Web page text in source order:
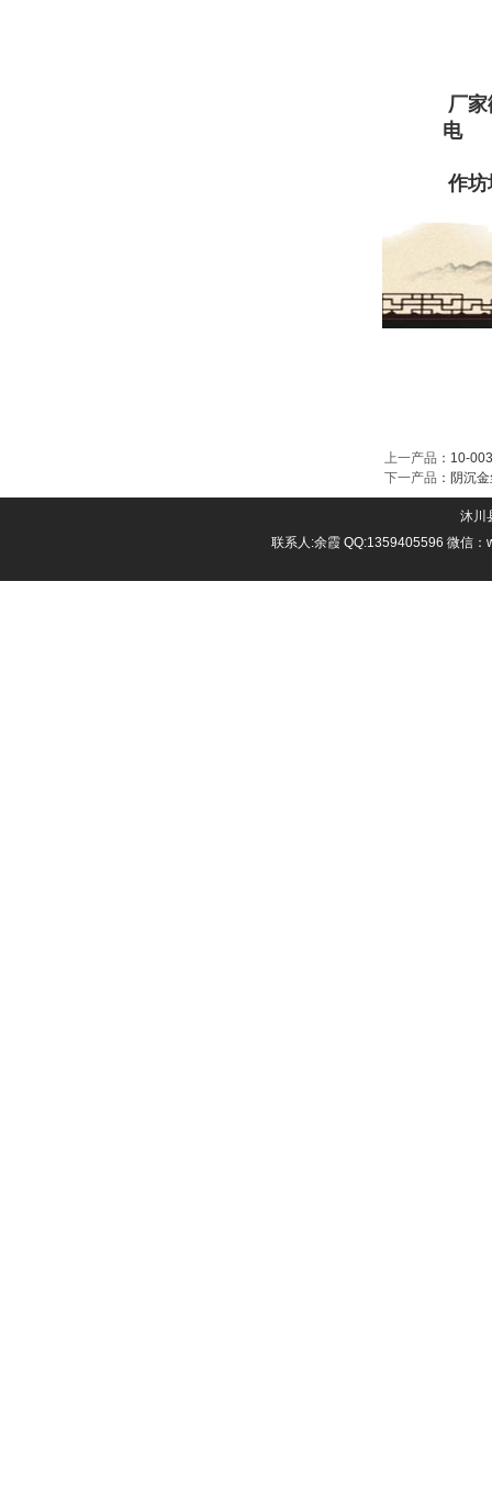
厂家微
电 话
作坊地
上一产品 ： 10-
下一产品 ： 阴沉
沐川
联系人:余霞 QQ:1359405596 微信